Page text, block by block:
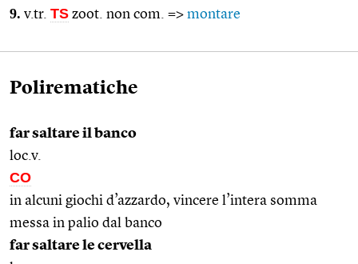
9. v.tr. TS zoot. non com. => montare
Polirematiche
far saltare il banco
loc.v.
CO
in alcuni giochi d’azzardo, vincere l’intera somma
messa in palio dal banco
far saltare le cervella